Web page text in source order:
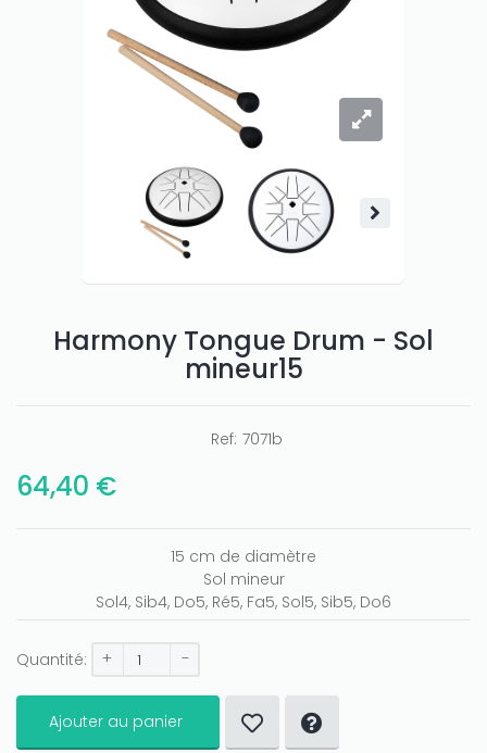
Harmony Tongue Drum - Sol
mineur15
Ref: 7071b
64,40 €
15 cm de diamètre
Sol mineur
Sol4, Sib4, Do5, Ré5, Fa5, Sol5, Sib5, Do6
Quantité: + -
Ajouter au panier
Only play at
amount on your credits!